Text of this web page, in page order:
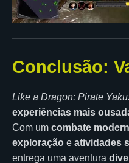
Conclusão:
Like a Dragon: Pirate
experiências mais
Com um combate
exploração e atividades
entrega uma aventura